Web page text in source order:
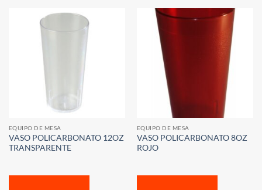
EQUIPO DE MESA
VASO POLICARBONATO 12OZ
TRANSPARENTE
EQUIPO DE MESA
VASO POLICARBONATO 8OZ
ROJO